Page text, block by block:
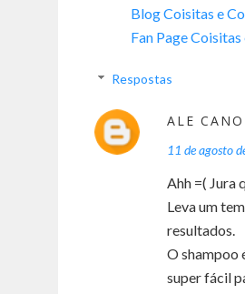
Blog Coisitas e
Fan Page Coisitas
Respostas
ALE
11 de agosto
Ahh =( Jura
Leva um
resultados.
O shampoo
super fácil